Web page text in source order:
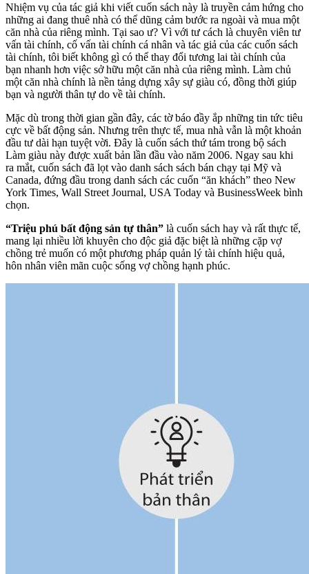
Nhiệm vụ của tác giả khi viết cuốn sách này là truyền cảm hứng cho
những ai đang thuê nhà có thể dũng cảm bước ra ngoài và mua một
căn nhà của riêng mình. Tại sao ư? Vì với tư cách là chuyên viên tư
vấn tài chính, cố vấn tài chính cá nhân và tác giả của các cuốn sách
tài chính, tôi biết không gì có thể thay đổi tương lai tài chính của
bạn nhanh hơn việc sở hữu một căn nhà của riêng mình. Làm chủ
một căn nhà chính là nền tảng dựng xây sự giàu có, đồng thời giúp
bạn và người thân tự do về tài chính.
Mặc dù trong thời gian gần đây, các tờ báo đầy ắp những tin tức tiêu
cực về bất động sản. Nhưng trên thực tế, mua nhà vẫn là một khoản
đầu tư dài hạn tuyệt vời. Đây là cuốn sách thứ tám trong bộ sách
Làm giàu này được xuất bản lần đầu vào năm 2006. Ngay sau khi
ra mắt, cuốn sách đã lọt vào danh sách sách bán chạy tại Mỹ và
Canada, đứng đầu trong danh sách các cuốn “ăn khách” theo New
York Times, Wall Street Journal, USA Today và BusinessWeek bình
chọn.
“Triệu phú bất động sản tự thân” là cuốn sách hay và rất thực tế,
mang lại nhiều lời khuyên cho độc giả đặc biệt là những cặp vợ
chồng trẻ muốn có một phương pháp quản lý tài chính hiệu quả,
hôn nhân viên mãn cuộc sống vợ chồng hạnh phúc.